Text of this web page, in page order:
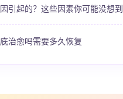
引起的？这些因素你可能没想到
治愈吗需要多久恢复